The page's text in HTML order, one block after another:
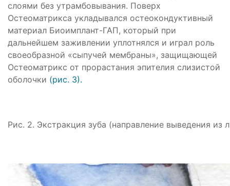
слоями без утрамбовывания. Поверх
Остеоматрикса укладывался остеокондуктивный
материал Биоимплант-ГАП, который при
дальнейшем заживлении уплотнялся и играл роль
своеобразной «сыпучей мембраны», защищающей
Остеоматрикс от прорастания эпителия слизистой
оболочки (рис. 3).
Рис. 2. Экстракция зуба (направление выведения из